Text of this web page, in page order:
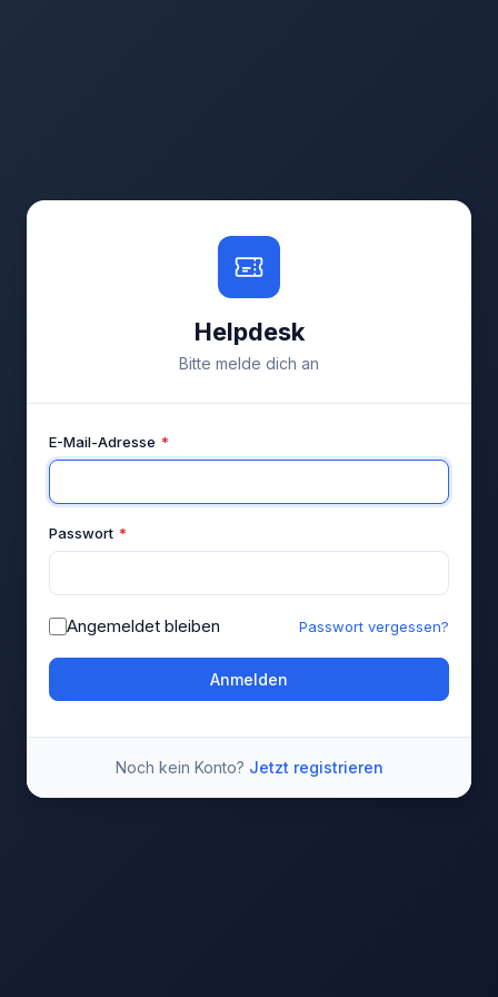
Helpdesk
Bitte melde dich an
E-Mail-Adresse *
Passwort *
Angemeldet bleiben Passwort vergessen?
Anmelden
Noch kein Konto? Jetzt registrieren